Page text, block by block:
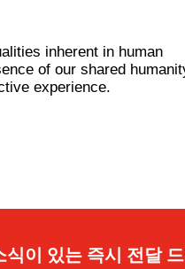
inherent in human
of our shared
experience.
이 있는 즉시 전달